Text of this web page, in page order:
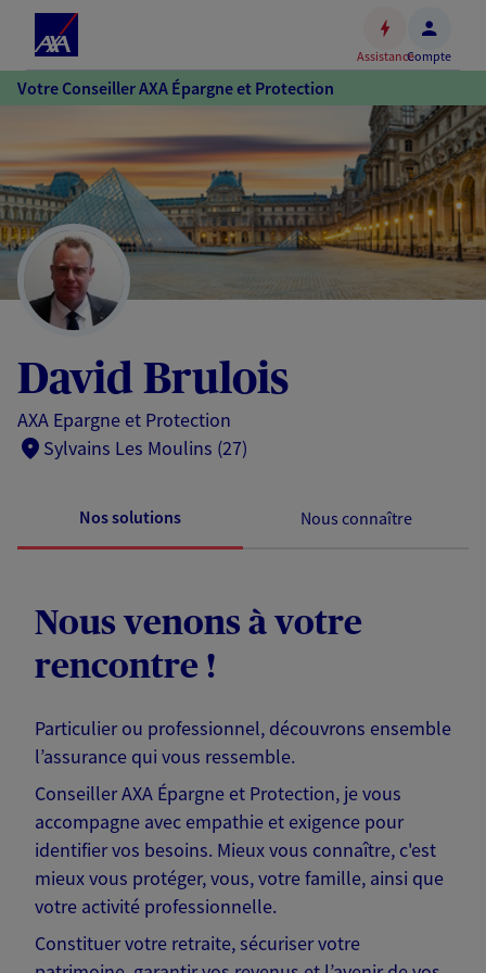
Accéder
au
principal
Accéder
au
pied
de
AssistanceCompte
Votre Conseiller AXA Épargne et Protection
David Brulois
AXA Epargne et Protection
Sylvains Les Moulins (27)
Nos solutions Nous connaître
Nous venons à votre
rencontre !
Particulier ou professionnel, découvrons ensemble
l’assurance qui vous ressemble.
Conseiller AXA Épargne et Protection, je vous
accompagne avec empathie et exigence pour
identifier vos besoins. Mieux vous connaître, c'est
mieux vous protéger, vous, votre famille, ainsi que
votre activité professionnelle.
Constituer votre retraite, sécuriser votre